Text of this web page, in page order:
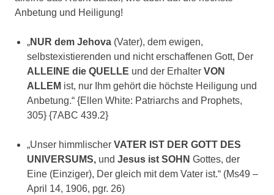
Anbetung und Heiligung!
„NUR dem Jehova (Vater), dem ewigen,
selbstexistierenden und nicht erschaffenen Gott, Der
ALLEINE die QUELLE und der Erhalter VON
ALLEM ist, nur Ihm gehört die höchste Heiligung und
Anbetung.“ {Ellen White: Patriarchs and Prophets,
305} {7ABC 439.2}
„Unser himmlischer VATER IST DER GOTT DES
UNIVERSUMS, und Jesus ist SOHN Gottes, der
Eine (Einziger), Der gleich mit dem Vater ist.“ (Ms49 –
April 14, 1906, pgr. 26)